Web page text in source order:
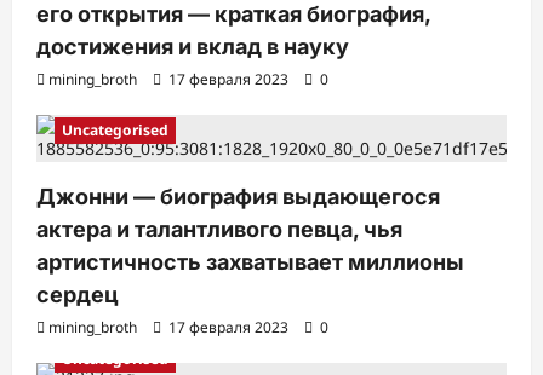
его открытия — краткая биография,
достижения и вклад в науку
mining_broth 17 февраля 2023 0
Uncategorised
Джонни — биография выдающегося
актера и талантливого певца, чья
артистичность захватывает миллионы
сердец
mining_broth 17 февраля 2023
0
Uncategorised